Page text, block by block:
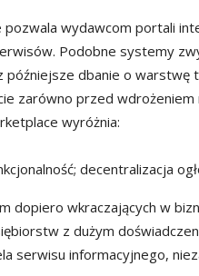
wydawcom portali
Podobne systemy
dbanie o warstwę
zarówno przed wdrożeniem
wyróżnia:
decentralizacja
dopiero wkraczających w
z dużym
serwisu informacyjnego,